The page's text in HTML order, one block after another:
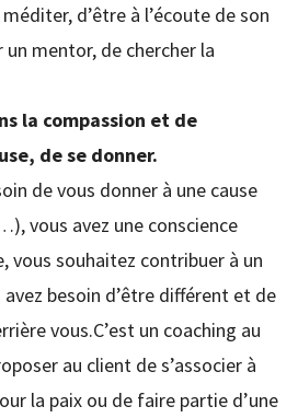
d’être à l’écoute de son
mentor, de chercher la
la compassion et de
de se donner.
de vous donner à une cause
vous avez une conscience
vous souhaitez contribuer à un
besoin d’être différent et de
vous.C’est un coaching au
au client de s’associer à
la paix ou de faire partie d’une